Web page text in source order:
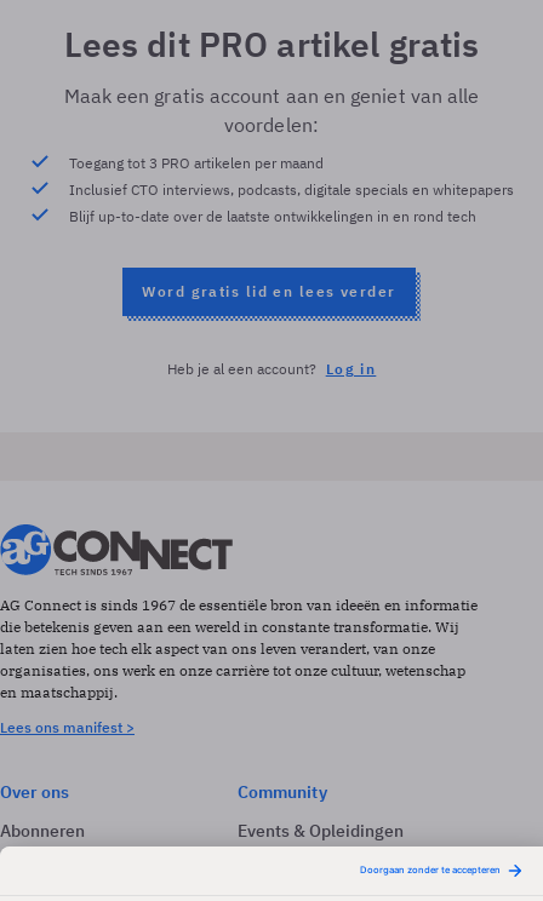
Lees dit PRO artikel gratis
Maak een gratis account aan en geniet van alle
voordelen:
Toegang tot 3 PRO artikelen per maand
Inclusief CTO interviews, podcasts, digitale specials en whitepapers
Blijf up-to-date over de laatste ontwikkelingen in en rond tech
Word gratis lid en lees verder
Heb je al een account? Log in
AG Connect is sinds 1967 de essentiële bron van ideeën en informatie
die betekenis geven aan een wereld in constante transformatie. Wij
laten zien hoe tech elk aspect van ons leven verandert, van onze
organisaties, ons werk en onze carrière tot onze cultuur, wetenschap
en maatschappij.
Lees ons manifest >
Over ons
Abonneren
Adverteren
Community
Events & Opleidingen